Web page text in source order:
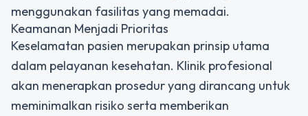
menggunakan fasilitas yang memadai.
Keamanan Menjadi Prioritas
Keselamatan pasien merupakan prinsip utama
dalam pelayanan kesehatan. Klinik profesional
akan menerapkan prosedur yang dirancang untuk
meminimalkan risiko serta memberikan